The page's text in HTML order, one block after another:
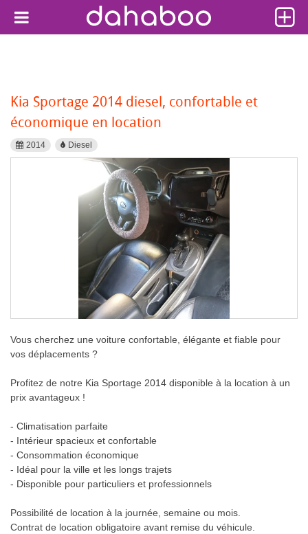
Kia Sportage 2014 diesel, confortable et
économique en location
2014 Diesel
Vous cherchez une voiture confortable, élégante et fiable pour
vos déplacements ?
Profitez de notre Kia Sportage 2014 disponible à la location à un
prix avantageux !
- Climatisation parfaite
- Intérieur spacieux et confortable
- Consommation économique
- Idéal pour la ville et les longs trajets
- Disponible pour particuliers et professionnels
Possibilité de location à la journée, semaine ou mois.
Contrat de location obligatoire avant remise du véhicule.